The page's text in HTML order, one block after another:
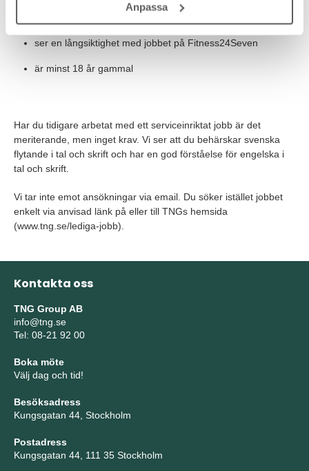
Anpassa
ser en långsiktighet med jobbet på Fitness24Seven
är minst 18 år gammal
Har du tidigare arbetat med ett serviceinriktat jobb är det
meriterande, men inget krav. Vi ser att du behärskar svenska
flytande i tal och skrift och har en god förståelse för engelska i
tal och skrift.
Vi tar inte emot ansökningar via email. Du söker istället jobbet
enkelt via anvisad länk på eller till TNGs hemsida
(www.tng.se/lediga-jobb).
Kontakta oss
TNG Group AB
info@tng.se
Tel: 08-21 92 00
Boka möte
Välj dag och tid!
Besöksadress
Kungsgatan 44, Stockholm
Postadress
Kungsgatan 44, 111 35 Stockholm